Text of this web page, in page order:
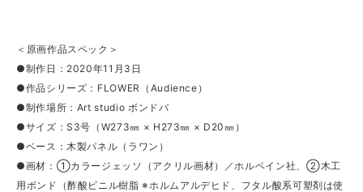
＜原画作品スペック＞
●制作日：2020年11月3日
●作品シリーズ：FLOWER（Audience）
●制作場所：Art studio ボンドバ
●サイズ：S3号（W273㎜ × H273㎜ × D20㎜）
●ベース：木製パネル（ラワン）
●画材：①カラージェッソ（アクリル画材）／ホルベイン社、②木工
用ボンド（酢酸ビニル樹脂 ※ホルムアルデヒド、フタル酸系可塑剤は使